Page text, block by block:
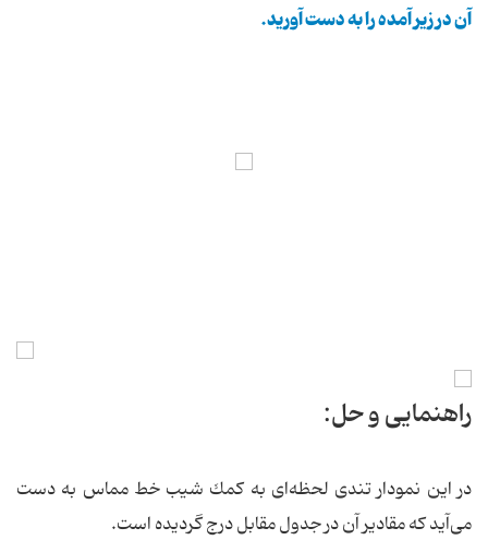
آن در زیر آمده را به دست آورید.
راهنمایی و حل:
در این نمودار تندی لحظه‌ای به‌ كمك شیب خط مماس به دست
می‌آید كه مقادیر آن در جدول مقابل درج گردیده است.